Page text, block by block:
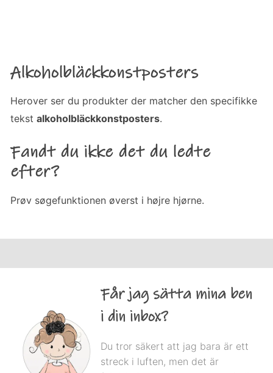
Alkoholbläckkonstposters
Herover ser du produkter der matcher den specifikke
tekstalkoholbläckkonstposters.
Fandt du ikke det du ledte
efter?
Prøv søgefunktionen øverst i højre hjørne.
Får jag sätta mina ben
i din inbox?
Du tror säkert att jag bara är ett
streck i luften, men det är